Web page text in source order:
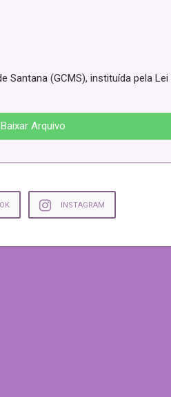
(GCMS), instituída pela
Baixar Arquivo
INSTAGRAM